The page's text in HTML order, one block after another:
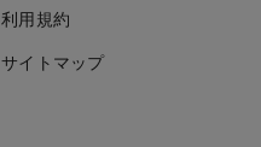
利用規約
サイトマップ